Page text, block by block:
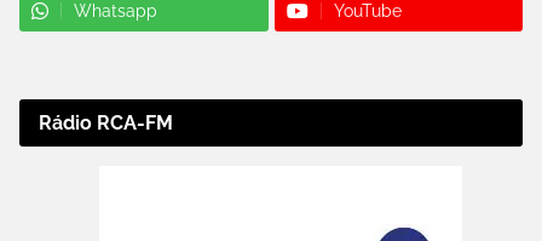
Whatsapp YouTube
Rádio RCA-FM